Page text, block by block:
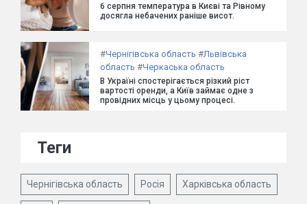
6 серпня температура в Києві та Рівному
досягла небачених раніше висот.
#Чернігівська область #Львівська
область #Черкаська область
В Україні спостерігається різкий ріст
вартості оренди, а Київ займає одне з
провідних місць у цьому процесі.
Теги
Чернігівська область Росія Харківська область